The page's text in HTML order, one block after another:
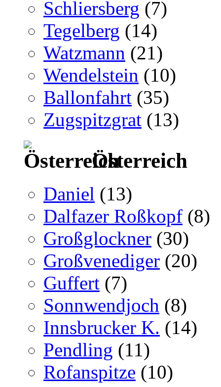
Schliersberg (7)
Tegelberg (14)
Watzmann (21)
Wendelstein (10)
Ballonfahrt (35)
Zugspitzgrat (13)
Österreich
Daniel (13)
Dalfazer Roßkopf (8)
Großglockner (30)
Großvenediger (20)
Guffert (7)
Sonnwendjoch (8)
Innsbrucker K. (14)
Pendling (11)
Rofanspitze (10)